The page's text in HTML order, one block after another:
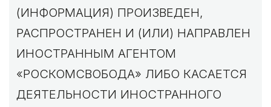
(ИНФОРМАЦИЯ) ПРОИЗВЕДЕН,
РАСПРОСТРАНЕН И (ИЛИ) НАПРАВЛЕН
ИНОСТРАННЫМ АГЕНТОМ
«РОСКОМСВОБОДА» ЛИБО КАСАЕТСЯ
ДЕЯТЕЛЬНОСТИ ИНОСТРАННОГО